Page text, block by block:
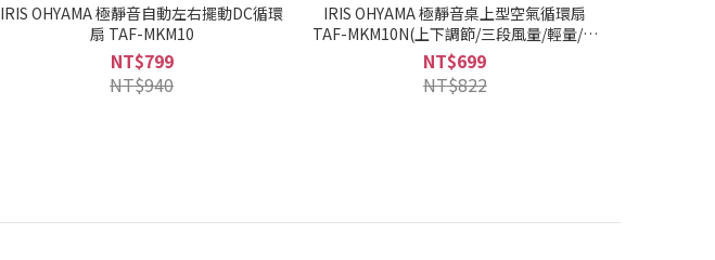
IRIS OHYAMA 極靜音自動左右擺動DC循環
扇 TAF-MKM10
NT$799
NT$940
IRIS OHYAMA 極靜音桌上型空氣循環扇
TAF-MKM10N(上下調節/三段風量/輕量/辦
公室好物)
NT$699
NT$822